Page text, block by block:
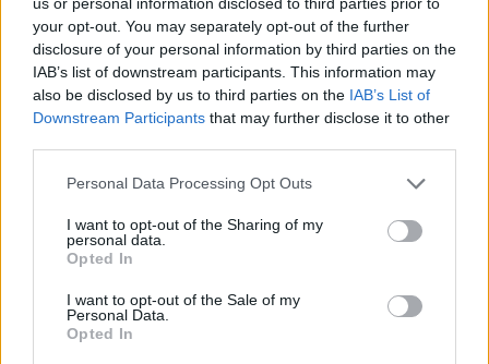
your opt-out. You may separately opt-out of the further
disclosure of your personal information by third parties on the
IAB’s list of downstream participants. This information may
also be disclosed by us to third parties on the IAB’s List of
Downstream Participants that may further disclose it to other
Personal Data Processing Opt Outs
I want to opt-out of the Sharing of my
personal data.
Opted In
I want to opt-out of the Sale of my
Personal Data.
Opted In